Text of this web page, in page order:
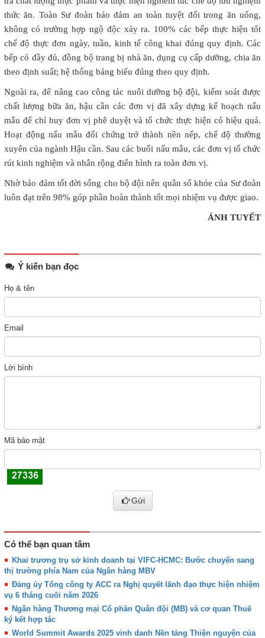
thức ăn. Toàn Sư đoàn bảo đảm an toàn tuyệt đối trong ăn uống,
không có trường hợp ngộ độc xảy ra. 100% các bếp thực hiện tốt
chế độ thực đơn ngày, tuần, kinh tế công khai đúng quy định. Các
bếp có đầy đủ, đồng bộ trang bị nhà ăn, dụng cụ cấp dưỡng, chia ăn
theo định suất; hệ thống bảng biểu đúng theo quy định.
Ngoài ra, để nâng cao công tác nuôi dưỡng bộ đội, kiểm soát được
chất lượng bữa ăn, hậu cần các đơn vị đã xây dựng kế hoạch nấu
mẫu để chỉ huy đơn vị phê duyệt và tổ chức thực hiện có hiệu quả.
Hoạt động nấu mẫu đối chứng trở thành nền nếp, chế độ thường
xuyên của ngành Hậu cần. Sau các buổi nấu mẫu, các đơn vị tổ chức
rút kinh nghiệm và nhân rộng điển hình ra toàn đơn vị.
Nhờ bảo đảm tốt đời sống cho bộ đội nên quân số khỏe của Sư đoàn
luôn đạt trên 98% góp phần hoàn thành tốt mọi nhiệm vụ được giao.
ÁNH TUYẾT
Ý kiến bạn đọc
Họ & tên
Email
Lời bình
Mã bảo mật
Gửi
Có thể bạn quan tâm
Khai trương trụ sở kinh doanh tại VIFC-HCMC: Bước chuyển sang
thị trường phía Nam của Ngân hàng MBV
Đảng ủy Tổng công ty ACC ra Nghị quyết lãnh đạo thực hiện nhiệm
vụ 6 tháng cuối năm 2026
Ngân hàng Thương mại Cổ phần Quân đội (MB) và cơ quan Thuế
ký kết hợp tác
World Summit Awards 2025 vinh danh Nền tảng Thiện nguyện của